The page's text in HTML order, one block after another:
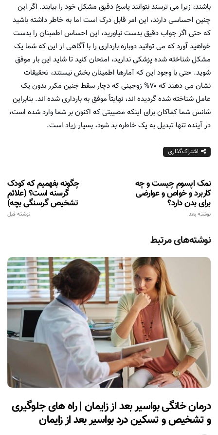
باشند، زیرا می ترسند نتوانند پاسخ دقیق مشکل خود را بیابند. اگر این
چنین احساسی دارند، این امر قابل درک است اما به خاطر داشته باشید
که حتی اگر جواب دقیق بدست نیاورید، این احساس اطمبنان را بدست
خواهید آورد که می توانید دوباره بارداری را با آگاهی از این که شما یک
مشکل شناخته شده پزشکی ندارید، امتحان کنید تا شاید این بار موفق
شوید. حتی با وجود این که آمارها اطمینان بخش نیستند، تحقیقات
نشان می دهند که ۷۰% زوجینی که دچار سقط جنین مکرر بدون یک
عامل شناخته شده گردیده اند، نهایتاً موفق به بارداری شده اند. بنابراین
شانس شما کماکان برای اینکه مصیبتی که اکنون بر شما وارد شده است،
در آینده تنها تبدیل به یک خاطره بد شود، بسیار زیاد است.
اشتراک‌گذاری
چگونه بفهمیم که کودک
گرسنه است؟ (علائم
تشخیص گرسنگی بچه)
نوشته قبل
نمک اپسوم چیست و چه
کاربرد و خواص و عوارضی
برای بدن دارد؟
نوشته بعد
نوشته‌های مرتبط
درمان خانگی بواسیر بعد از زایمان | راه های جلوگیری
و تشخیص و تسکین درد بواسیر بعد از زایمان